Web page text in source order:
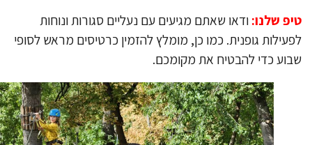
שלנו:ודאו שאתם מגיעים עם נעליים סגורות ונוחות
גופנית. כמו כן, מומלץ להזמין כרטיסים מראש לסופי
כדי להבטיח את מקומכם.